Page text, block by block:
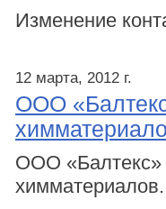
Изменение
12 марта, 2012 г.
ООО
ООО «Балтекс»
химматериалов.